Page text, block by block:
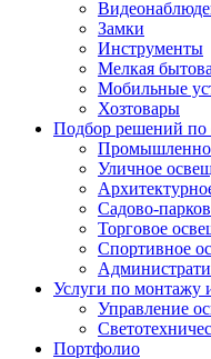
Замки
Инструменты
Мелкая
Мобильные
Хозтовары
Подбор решений
Уличное
Садово-
Торговое
Спортивное
Услуги по монтажу
Управление
Портфолио